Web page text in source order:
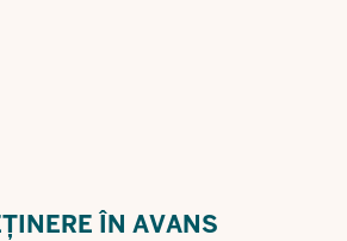
ÎN AVANS